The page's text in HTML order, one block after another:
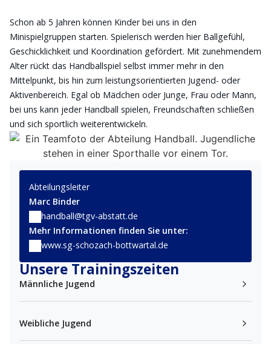
Schon ab 5 Jahren können Kinder bei uns in den
Minispielgruppen starten. Spielerisch werden hier Ballgefühl,
Geschicklichkeit und Koordination gefördert. Mit zunehmendem
Alter rückt das Handballspiel selbst immer mehr in den
Mittelpunkt, bis hin zum leistungsorientierten Jugend- oder
Aktivenbereich. Egal ob Mädchen oder Junge, Frau oder Mann,
bei uns kann jeder Handball spielen, Freundschaften schließen
und sich sportlich weiterentwickeln.
Abteilungsleiter
Marc Binder
handball@tgv-abstatt.de
Mehr Informationen finden Sie unter:
www.sg-schozach-bottwartal.de
Unsere Trainingszeiten
Männliche Jugend
Weibliche Jugend